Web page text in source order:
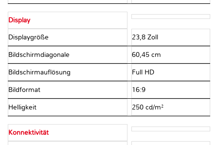
Display
Displaygröße 23,8 Zoll
Bildschirmdiagonale 60,45 cm
Bildschirmauflösung Full HD
Bildformat 16:9
Helligkeit 250 cd/m²
Konnektivität